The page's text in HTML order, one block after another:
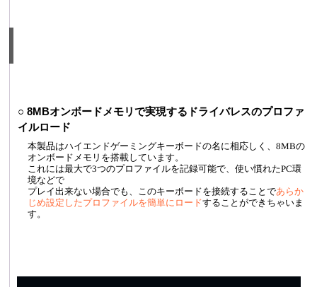
○ 8MBオンボードメモリで実現するドライバレスのプロファ
イルロード
本製品はハイエンドゲーミングキーボードの名に相応しく、8MBの
オンボードメモリを搭載しています。
これには最大で3つのプロファイルを記録可能で、使い慣れたPC環
境などで
プレイ出来ない場合でも、このキーボードを接続することであらか
じめ設定したプロファイルを簡単にロードすることができちゃいま
す。